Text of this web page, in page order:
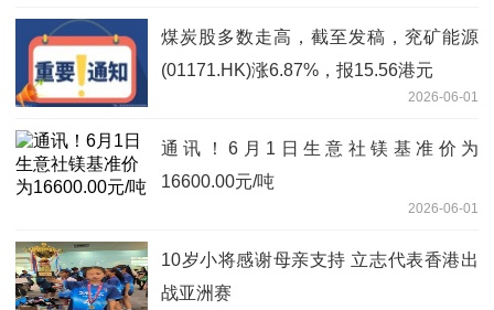
煤炭股多数走高，截至发稿，兖矿能源
(01171.HK)涨6.87%，报15.56港元
2026-06-01
通讯！6月1日生意社镁基准价为
16600.00元/吨
2026-06-01
10岁小将感谢母亲支持 立志代表香港出
战亚洲赛